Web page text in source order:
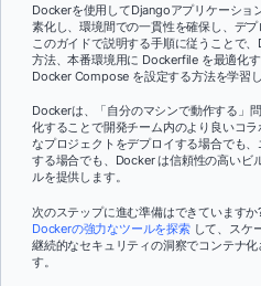
Dockerを使用してDjangoアプリケーショ
素化し、環境間での一貫性を確保し、デプ
このガイドで説明する手順に従うことで
方法、本番環境用に Dockerfile を最適化
Docker Compose を設定する方法を学習し
Dockerは、「自分のマシンで動作する」
化することで開発チーム内のより良いコ
なプロジェクトをデプロイする場合でも
する場合でも、Docker は信頼性の高いビ
ルを提供します。
次のステップに進む準備はできています
Dockerの強力なツールを探索して、スケ
継続的なセキュリティの洞察でコンテナ
す。